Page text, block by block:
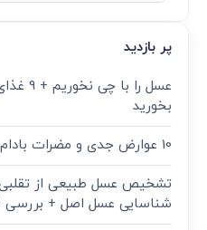
پر بازدید
عسل
بخورید
10 عوارض جدی و مضرات بادام زمینی برای کبد
شناسایی عسل اصل + بررسی